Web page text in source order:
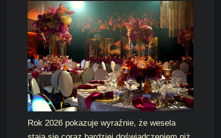
Rok 2026 pokazuje wyraźnie, że wesela